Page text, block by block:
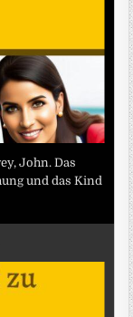
John. Das
und das Kind